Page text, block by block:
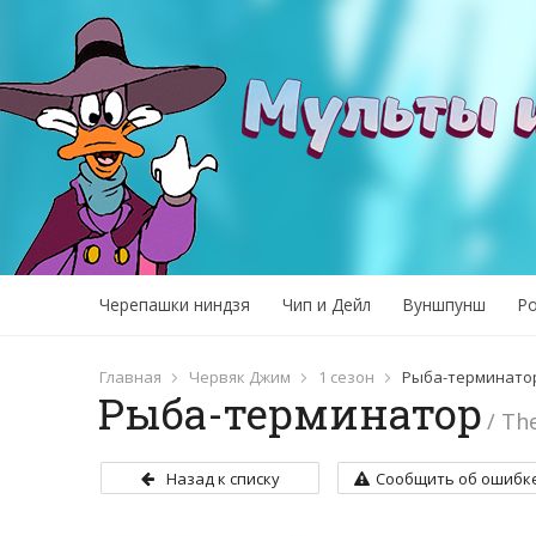
Черепашки ниндзя Чип и Дейл Вуншпунш
Главная Червяк Джим 1 сезон Рыба-
Рыба-терминатор /
Назад к списку Сообщить об